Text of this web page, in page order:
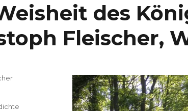
des
Fleischer,